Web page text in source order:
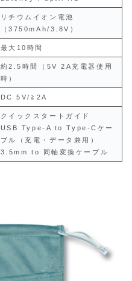
リチウムイオン電池
（3750mAh/3.8V）
最大10時間
約2.5時間（5V 2A充電器使用
時）
DC 5V/≧2A
クイックスタートガイド
USB Type-A to Type-Cケー
ブル（充電・データ兼用）
3.5mm to 同軸変換ケーブル